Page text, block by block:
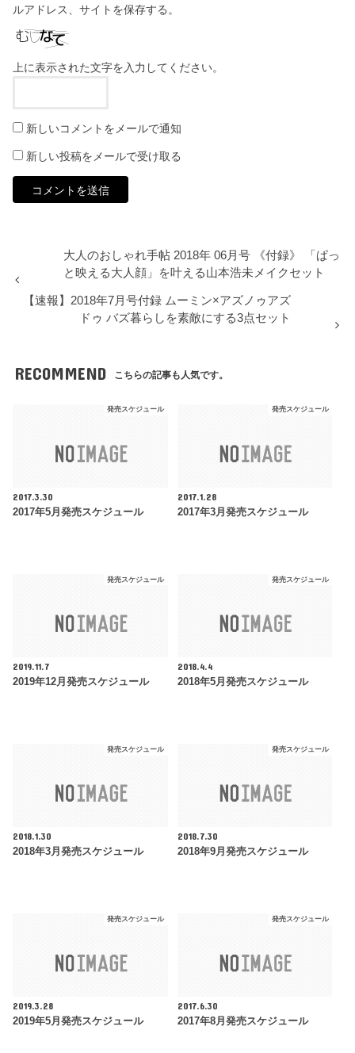
ルアドレス、サイトを保存する。
上に表示された文字を入力してください。
新しいコメントをメールで通知
新しい投稿をメールで受け取る
大人のおしゃれ手帖 2018年 06月号 《付録》 「ぱっ
と映える大人顔」を叶える山本浩未メイクセット
【速報】2018年7月号付録 ムーミン×アズノゥアズ
ドゥ バズ暮らしを素敵にする3点セット
RECOMMEND こちらの記事も人気です。
発売スケジュール
2017.3.30
2017年5月発売スケジュール
発売スケジュール
2017.1.28
2017年3月発売スケジュール
発売スケジュール
2019.11.7
2019年12月発売スケジュール
発売スケジュール
2018.4.4
2018年5月発売スケジュール
発売スケジュール
2018.1.30
2018年3月発売スケジュール
発売スケジュール
2018.7.30
2018年9月発売スケジュール
発売スケジュール
2019.3.28
2019年5月発売スケジュール
発売スケジュール
2017.6.30
2017年8月発売スケジュール